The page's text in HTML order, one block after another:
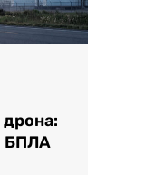
БПЛА